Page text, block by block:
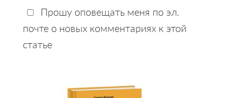
Прошу оповещать меня по эл.
почте о новых комментариях к этой
статье
Primary